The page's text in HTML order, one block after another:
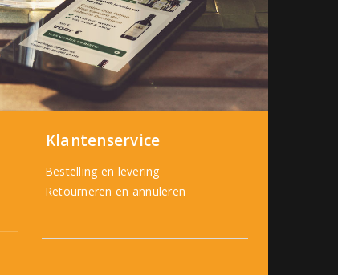
Klantenservice
Bestelling en levering
Retourneren en annuleren